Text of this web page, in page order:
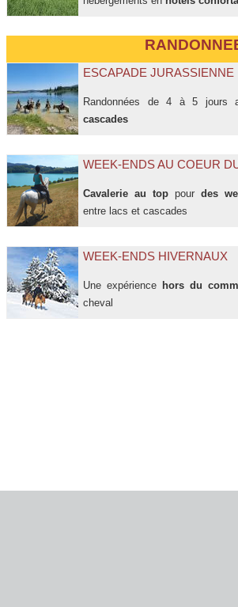
ESCAPADE JURASSIENNE
Randonnées de 4 à 5 jours
cascades
WEEK-ENDS AU COEUR
Cavalerie au top pour des
entre lacs et cascades
WEEK-ENDS HIVERNAUX
Une expériencehors du
cheval